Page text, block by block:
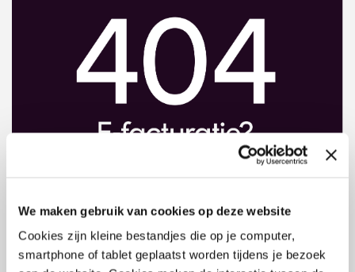
We maken gebruik van cookies op deze website
Cookies zijn kleine bestandjes die op je computer,
smartphone of tablet geplaatst worden tijdens je bezoek